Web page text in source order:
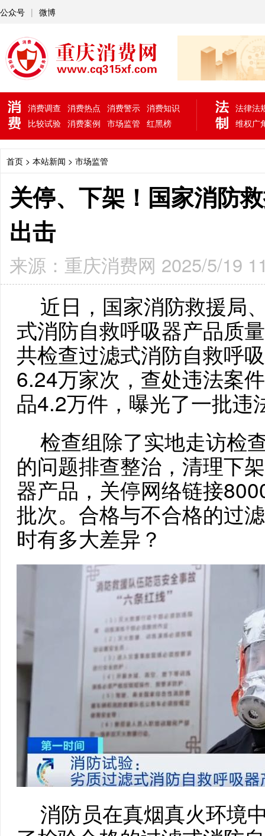
公众号 | 微博
消费调查 消费热点 消费警示 消费知识
比较试验 消费案例 市场监管 红黑榜
法律法
维权广
首页 > 本站新闻 > 市场监管
关停、下架！国家消防
出击
来源：重庆消费网 2025/5/19
近日，国家消防救援局
式消防自救呼吸器产品质
共检查过滤式消防自救呼
6.24万家次，查处违法案
品4.2万件，曝光了一批违
检查组除了实地走访检
的问题排查整治，清理下
器产品，关停网络链接
批次。合格与不合格的过
时有多大差异？
消防员在真烟真火环境